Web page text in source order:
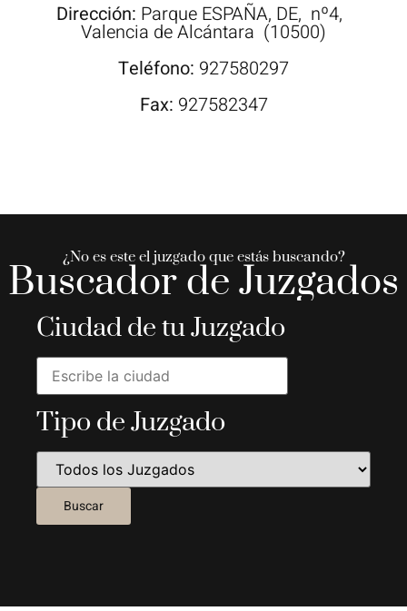
Dirección: Parque ESPAÑA, DE, nº4,
Valencia de Alcántara (10500)
Teléfono: 927580297
Fax: 927582347
¿No es este el juzgado que estás buscando?
Buscador de Juzgados
Ciudad de tu Juzgado
Tipo de Juzgado